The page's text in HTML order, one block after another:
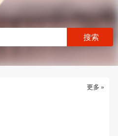
搜索
更多 »